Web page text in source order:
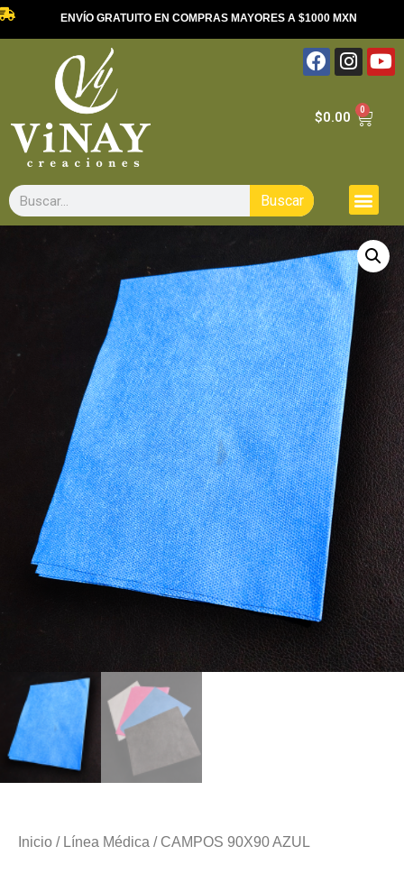
ENVÍO GRATUITO EN COMPRAS MAYORES A $1000 MXN
$0.00 0
Buscar
Inicio / Línea Médica / CAMPOS 90X90 AZUL